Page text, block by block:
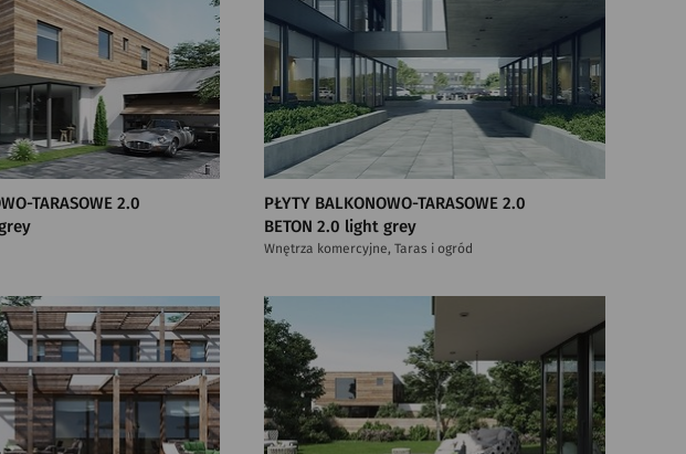
TARASOWE 2.0
PŁYTY BALKONOWO-TARASOWE 2.0
BETON 2.0 light grey
Wnętrza komercyjne, Taras i ogród